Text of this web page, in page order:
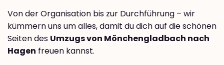
Von der Organisation bis zur Durchführung – wir
kümmern uns um alles, damit du dich auf die schönen
Seiten des Umzugs von Mönchengladbach nach
Hagen freuen kannst.